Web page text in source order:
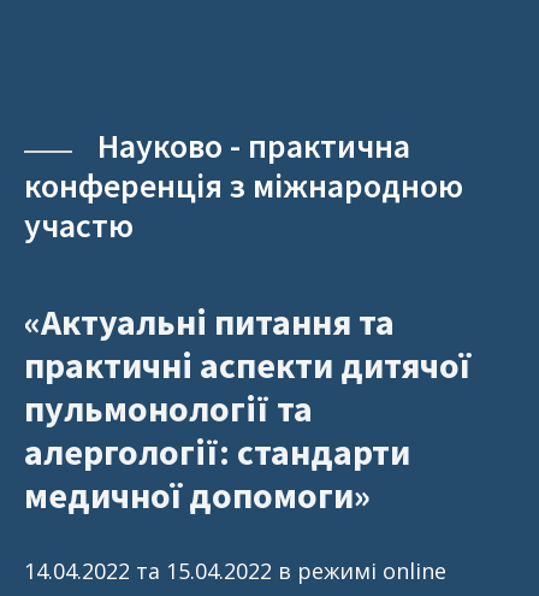
Науково - практична
конференція з міжнародною
участю
«Актуальні питання та
практичні аспекти дитячої
пульмонології та
алергології: стандарти
медичної допомоги»
14.04.2022 та 15.04.2022 в режимі online